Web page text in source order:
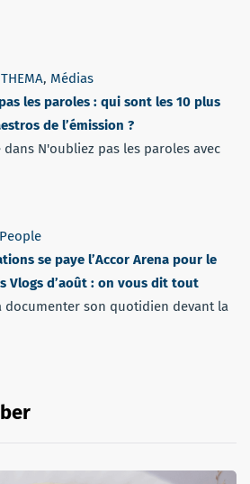
, Médias
les paroles : qui sont les 10 plus
de l’émission ?
N'oubliez pas les paroles avec
People
se paye l’Accor Arena pour le
Vlogs d’août : on vous dit tout
documenter son quotidien devant la